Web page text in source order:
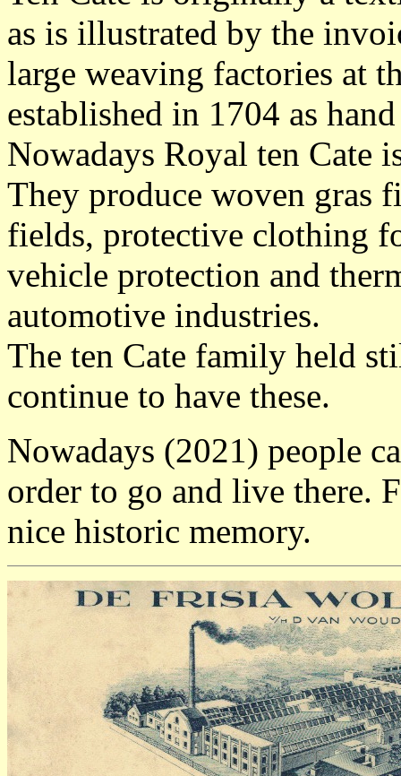
as is illustrated by the
large weaving factories at
established in 1704 as
Nowadays Royal ten Cate
They produce woven gras
fields, protective clothing
vehicle protection and
automotive industries.
The ten Cate family held
continue to have these.
Nowadays (2021) people
order to go and live there.
nice historic memory.